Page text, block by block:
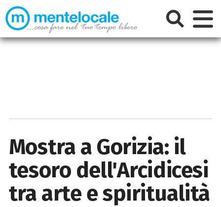
Mostra a Gorizia: il
tesoro dell'Arcidicesi
tra arte e spiritualità